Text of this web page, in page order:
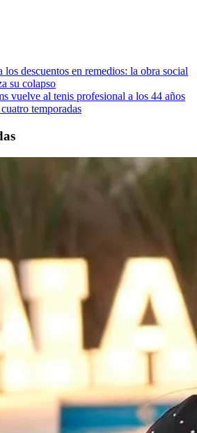
los descuentos en remedios: la obra social
su colapso
vuelve al tenis profesional a los 44 años
temporadas